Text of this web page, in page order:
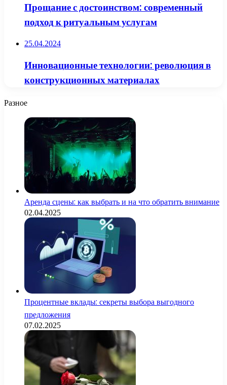
Прощание с достоинством: современный
подход к ритуальным услугам
25.04.2024
Инновационные технологии: революция в
конструкционных материалах
Разное
Аренда сцены: как выбрать и на что обратить внимание
02.04.2025
Процентные вклады: секреты выбора выгодного
предложения
07.02.2025